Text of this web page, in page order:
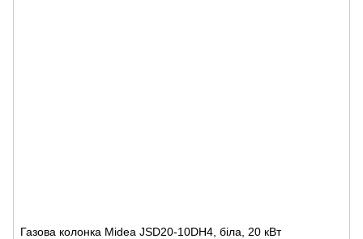
Газова колонка Midea JSD20-10DH4, біла, 20 кВт